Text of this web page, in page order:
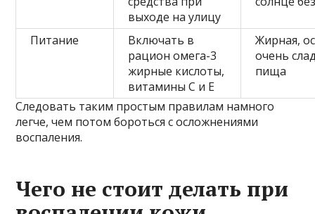
выходе на улицу
Питание
Включать в
рацион омега-3
жирные кислоты,
витамины C и E
Жирная,
очень
пища
Следовать таким простым правилам намного
легче, чем потом бороться с осложнениями
воспаления.
Чего не стоит делать при